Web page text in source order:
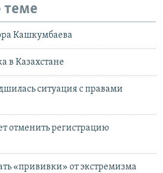
Кашкумбаева
в Казахстане
ситуация с правами
отменить регистрацию
«прививки» от экстремизма